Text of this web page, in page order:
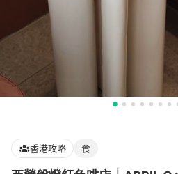
香港攻略 食